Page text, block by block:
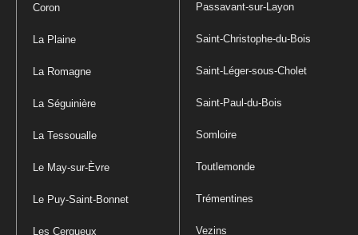
Coron
La Plaine
La Romagne
La Séguinière
La Tessoualle
Le May-sur-Èvre
Le Puy-Saint-Bonnet
Les Cerqueux
Passavant-sur-Layon
Saint-Christophe-du-Bois
Saint-Léger-sous-Cholet
Saint-Paul-du-Bois
Somloire
Toutlemonde
Trémentines
Vezins